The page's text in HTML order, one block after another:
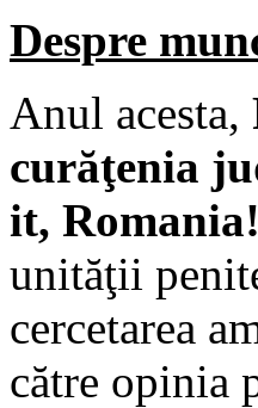
Despre
Anul acesta,
curăţenia
it,
unităţii
cercetarea
către opinia